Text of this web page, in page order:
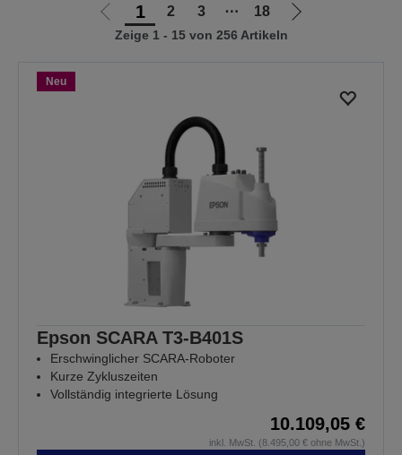
Zur
vorherigen
1 2 3 ⋯ 18
Zur
Zeige 1 - 15 von 256 Artikeln
Neu
Epson SCARA T3-B401S
Erschwinglicher SCARA-Roboter
Kurze Zykluszeiten
Vollständig integrierte Lösung
10.109,05 €
inkl. MwSt. (8.495,00 € ohne MwSt.)